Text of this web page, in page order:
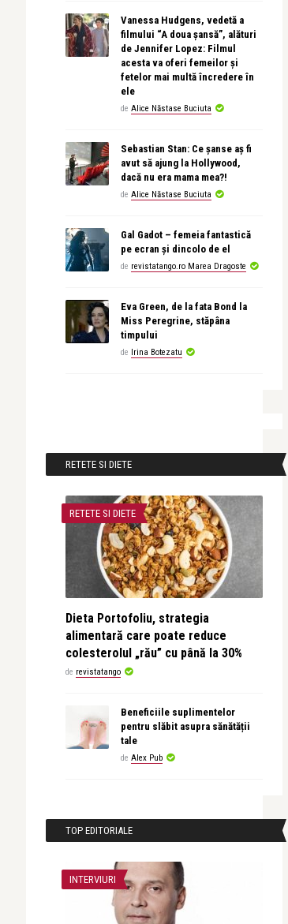
Vanessa Hudgens, vedetă a
filmului “A doua șansă”, alături
de Jennifer Lopez: Filmul
acesta va oferi femeilor și
fetelor mai multă încredere în
ele
de Alice Năstase Buciuta
Sebastian Stan: Ce șanse aș fi
avut să ajung la Hollywood,
dacă nu era mama mea?!
de Alice Năstase Buciuta
Gal Gadot – femeia fantastică
pe ecran și dincolo de el
de revistatango.ro Marea Dragoste
Eva Green, de la fata Bond la
Miss Peregrine, stăpâna
timpului
de Irina Botezatu
RETETE SI DIETE
RETETE SI DIETE
Dieta Portofoliu, strategia
alimentară care poate reduce
colesterolul „rău” cu până la 30%
de revistatango
Beneficiile suplimentelor
pentru slăbit asupra sănătății
tale
de Alex Pub
TOP EDITORIALE
INTERVIURI